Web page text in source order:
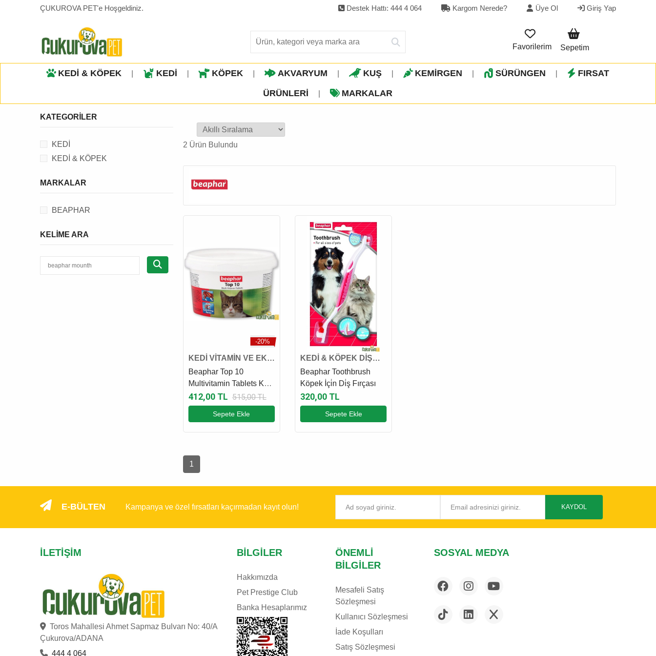
ÇUKUROVA PET'e Hoşgeldiniz. Destek Hattı: 444 4 064 Kargom Nerede? Üye Ol Giriş Yap
Favorilerim Sepetim
KEDİ & KÖPEK KEDİ KÖPEK AKVARYUM KUŞ KEMİRGEN SÜRÜNGEN FIRSAT
ÜRÜNLERI MARKALAR
2 Ürün Bulundu
-20%
KEDİ VİTAMİN VE EK
BESİN
Beaphar Top 10
Multivitamin Tablets Kedi
Vitamini 180 Adet
412,00 TL 515,00 TL
Sepete Ekle
KEDİ & KÖPEK DİŞ
FIRÇASI VE MACUNU
Beaphar Toothbrush
Köpek İçi̇n Di̇ş Fırçası
320,00 TL
Sepete Ekle
1
KATEGORILER
KEDİ
KEDİ & KÖPEK
MARKALAR
BEAPHAR
KELIME ARA
E-BÜLTEN Kampanya ve özel fırsatları kaçırmadan kayıt olun! KAYDOL
İLETIŞIM
Toros Mahallesi Ahmet Sapmaz Bulvarı No: 40/A
Çukurova/ADANA
444 4 064
BILGILER
Hakkımızda
Pet Prestige Club
Banka Hesaplarımız
ÖNEMLI
BILGILER
Mesafeli Satış
Sözleşmesi
Kullanıcı Sözleşmesi
İade Koşulları
Satış Sözleşmesi
SOSYAL MEDYA